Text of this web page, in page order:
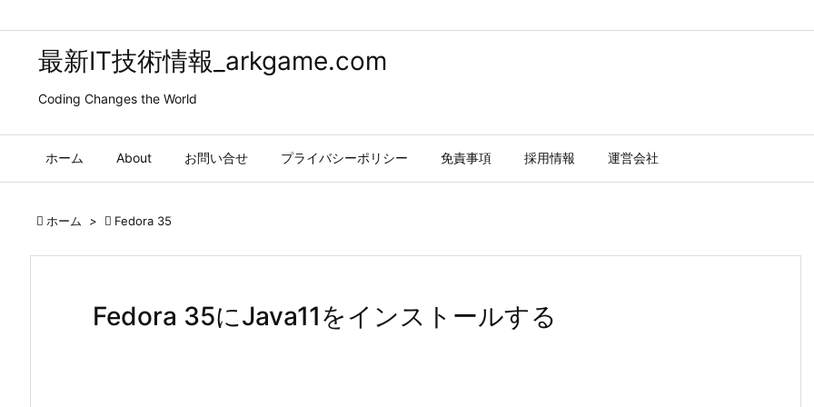
最新IT技術情報_arkgame.com
Coding Changes the World
ホーム About お問い合せ プライバシーポリシー 免責事項 採用情報 運営会社
 ホーム >  Fedora 35
Fedora 35にJava11をインストールする